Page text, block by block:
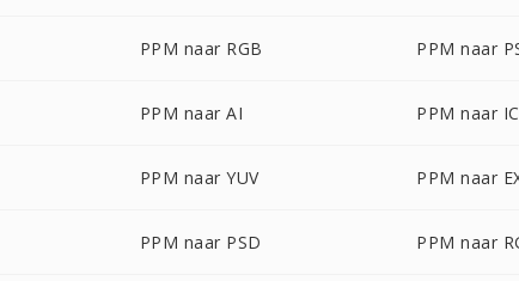
PPM naar RGB PPM naar
PPM naar AI PPM naar
PPM naar YUV PPM naar
PPM naar PSD PPM naar